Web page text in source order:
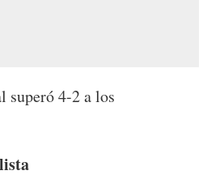
superó 4-2 a los